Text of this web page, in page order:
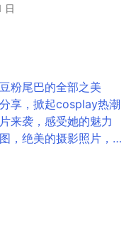
日
粉尾巴的全部之美
享，掀起cosplay热潮
来袭，感受她的魅力
的摄影照片，尽在这里